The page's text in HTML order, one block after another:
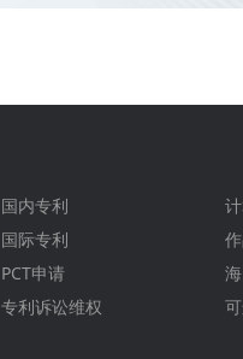
国内专利
国际专利
PCT申请
专利诉讼维权